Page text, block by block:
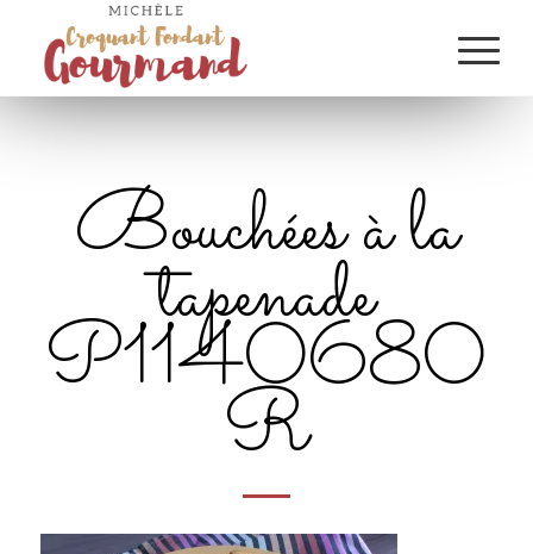
Bouchées à la
tapenade
P1140680
R